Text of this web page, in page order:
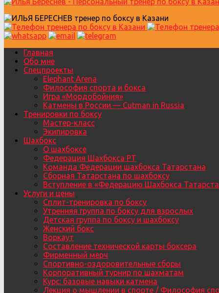
Главная
Обо мне
Спецпроекты
Elephant Arena
Философия спорта и бокса
Игра «Мордобойния»
Катмены в России — Cutman in Russia
Тренировки по боксу
Мастер-класс
Экипировка
Шахбокс
О шахбоксе
Федерация Шахбокса РТ
Команда Федерации шахбокса Татарстана
Сборная Татарстана по шахбоксу
Вступление в «Федерацию Шахбокса
Услуги и цены
Сплит-тренировка по боксу
Утренняя группа по боксу для взрослых
Детская группа по боксу и шахбоксу
Женский бокс
Воркаут
Составление технической карты боксера
Фирменный мерч
Спортивно-оздоровительные сборы
Корпоративный турнир по шахматам
Курс: базовые навыки катмена
Лекция о мышлении в спорте / Философия